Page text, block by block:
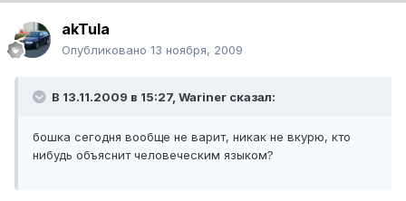
akTula
Опубликовано 13 ноября, 2009
В 13.11.2009 в 15:27, Wariner сказал:
бошка сегодня вообще не варит, никак не вкурю, кто
нибудь объяснит человеческим языком?